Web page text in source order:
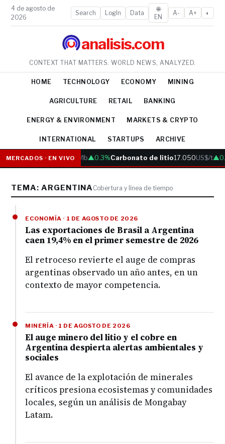
4 de agosto de
2026
Search LogIn Data
🌐
EN
A- A+ ◐
analisis.com
CONTEXT THAT MATTERS. WORLD NEWS, ANALYZED.
HOME TECHNOLOGY ECONOMY MINING
AGRICULTURE RETAIL BANKING
ENERGY & ENVIRONMENT MARKETS & CRYPTO
INTERNATIONAL STARTUPS ARCHIVE
MERCADOS · EN VIVO
Cobre 6.05US$/lb▲0.3%Carbonato de litio17.050US$/t
TEMA: ARGENTINA Cobertura y línea de tiempo
ECONOMÍA · 1 DE AGOSTO DE 2026
Las exportaciones de Brasil a Argentina
caen 19,4% en el primer semestre de 2026
El retroceso revierte el auge de compras
argentinas observado un año antes, en un
contexto de mayor competencia.
MINERÍA · 1 DE AGOSTO DE 2026
El auge minero del litio y el cobre en
Argentina despierta alertas ambientales y
sociales
El avance de la explotación de minerales
críticos presiona ecosistemas y comunidades
locales, según un análisis de Mongabay
Latam.